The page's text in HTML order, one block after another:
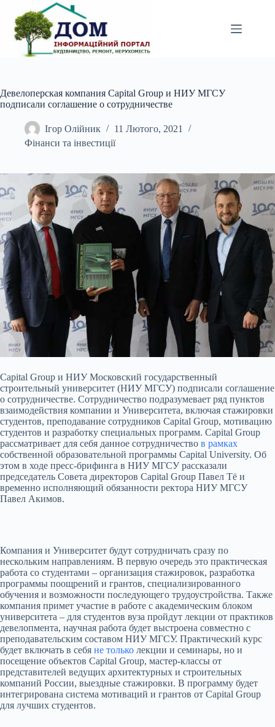
вмісту
Девелоперская компания Capital Group и НИУ МГСУ
подписали соглашение о сотрудничестве
Ігор Олійник
11 Лютого, 2021
Фінанси та інвестиції
Capital Group и НИУ Московский государственный
строительный университет (НИУ МГСУ) подписали соглашение
о сотрудничестве. Сотрудничество подразумевает ряд пунктов
взаимодействия компании и Университета, включая стажировки
студентов, преподавание сотрудников Capital Group, мотивацию
студентов и разработку специальных программ. Capital Group
рассматривает для себя данное сотрудничество в рамках
собственной образовательной программы Capital University. Об
этом в ходе пресс-брифинга в НИУ МГСУ рассказали
председатель Совета директоров Capital Group Павел Тё и
временно исполняющий обязанности ректора НИУ МГСУ
Павел Акимов.
Компания и Университет будут сотрудничать сразу по
нескольким направлениям. В первую очередь это практическая
работа со студентами – организация стажировок, разработка
программы поощрений и грантов, специализированного
обучения и возможности последующего трудоустройства. Также
компания примет участие в работе с академическим блоком
университета – для студентов вуза пройдут лекции от практиков
девелопмента, научная работа будет выстроена совместно с
преподавательским составом НИУ МГСУ. Практический курс
будет включать в себя не только лекции и семинары, но и
посещение объектов Capital Group, мастер-классы от
представителей ведущих архитектурных и строительных
компаний России, выездные стажировки. В программу будет
интегрирована система мотиваций и грантов от Capital Group
для лучших студентов.